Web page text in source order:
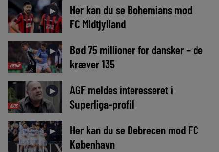
►
Her kan du se Bohemians mod
FC Midtjylland
MEDIE
►
Bød 75 millioner for dansker – de
kræver 135
AVIS
►
AGF meldes interesseret i
Superliga-profil
►
Her kan du se Debrecen mod FC
København